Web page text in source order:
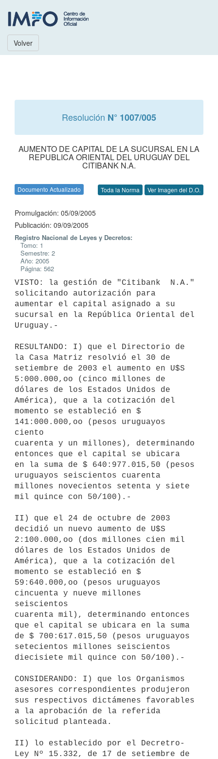
Volver
Resolución N° 1007/005
AUMENTO DE CAPITAL DE LA SUCURSAL EN LA
REPUBLICA ORIENTAL DEL URUGUAY DEL
CITIBANK N.A.
Documento Actualizado Toda la Norma Ver Imagen del D.O.
Promulgación: 05/09/2005
Publicación: 09/09/2005
Registro Nacional de Leyes y Decretos:
Tomo: 1
Semestre: 2
Año: 2005
Página: 562
VISTO: la gestión de "Citibank  N.A."
solicitando autorización para
aumentar el capital asignado a su
sucursal en la República Oriental del
Uruguay.-
RESULTANDO: I) que el Directorio de
la Casa Matriz resolvió el 30 de
setiembre de 2003 el aumento en U$S
5:000.000,oo (cinco millones de
dólares de los Estados Unidos de
América), que a la cotización del
momento se estableció en $
141:000.000,oo (pesos uruguayos
ciento
cuarenta y un millones), determinando
entonces que el capital se ubicara
en la suma de $ 640:977.015,50 (pesos
uruguayos seiscientos cuarenta
millones novecientos setenta y siete
mil quince con 50/100).-
II) que el 24 de octubre de 2003
decidió un nuevo aumento de U$S
2:100.000,oo (dos millones cien mil
dólares de los Estados Unidos de
América), que a la cotización del
momento se estableció en $
59:640.000,oo (pesos uruguayos
cincuenta y nueve millones
seiscientos
cuarenta mil), determinando entonces
que el capital se ubicara en la suma
de $ 700:617.015,50 (pesos uruguayos
setecientos millones seiscientos
diecisiete mil quince con 50/100).-
CONSIDERANDO: I) que los Organismos
asesores correspondientes produjeron
sus respectivos dictámenes favorables
a la aprobación de la referida
solicitud planteada.
II) lo establecido por el Decretro-
Ley Nº 15.332, de 17 de setiembre de